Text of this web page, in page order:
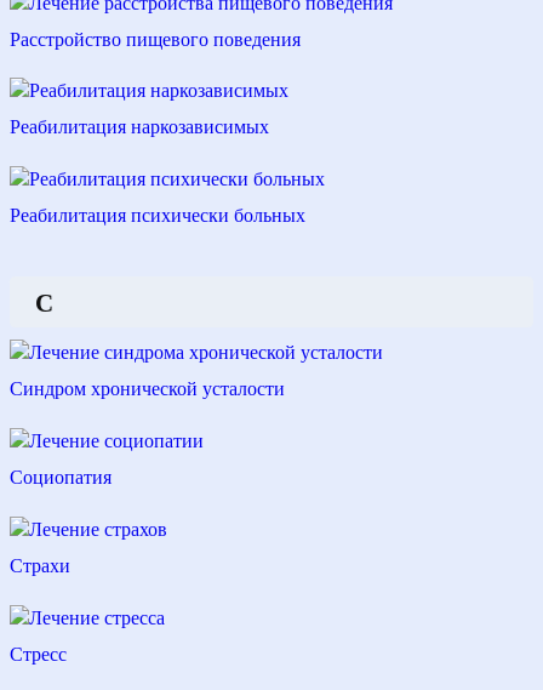
Расстройство пищевого поведения
Реабилитация наркозависимых
Реабилитация психически больных
С
Синдром хронической усталости
Социопатия
Страхи
Стресс